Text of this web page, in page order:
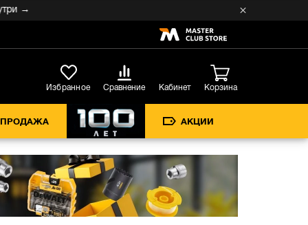
Избранное Сравнение Кабинет Корзина
АКЦИИ